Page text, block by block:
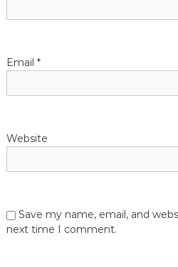
o
Email *
Website
Save my name, email, and
next time I comment.